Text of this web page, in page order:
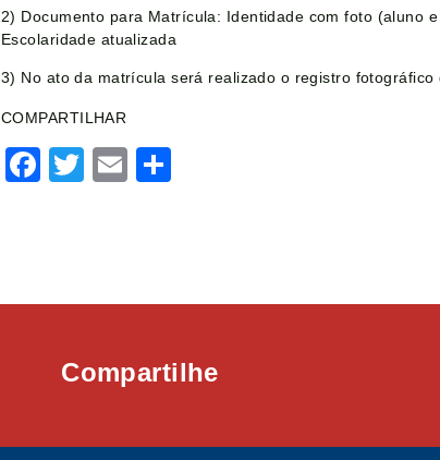
2) Documento para Matrícula: Identidade com foto (aluno
Escolaridade atualizada
3) No ato da matrícula será realizado o registro fotográfico
COMPARTILHAR
Facebook
Twitter
Email
Compartilhe